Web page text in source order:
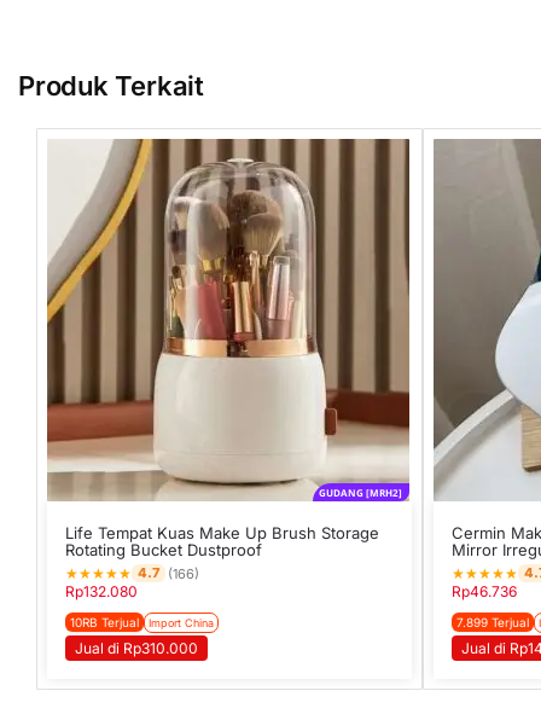
Produk Terkait
GUDANG [MRH2]
Life Tempat Kuas Make Up Brush Storage
Rotating Bucket Dustproof
★★★★★ 4.7 (166)
Rp132.080
10RB Terjual Import China
Jual di Rp310.000
Cermin
Mirror
★★★★★
Rp46.736
7.899 Terjual
Jual di